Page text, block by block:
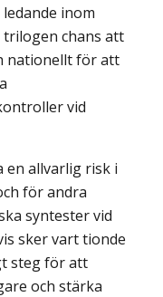
inom
chans att
nationellt för att
vid
en allvarlig risk i
för andra
syntester vid
sker vart tionde
steg för att
och stärka